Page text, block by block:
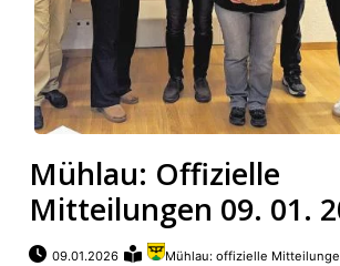
Mühlau: Offizielle
Mitteilungen 09. 01.
09.01.2026 Mühlau: offizielle